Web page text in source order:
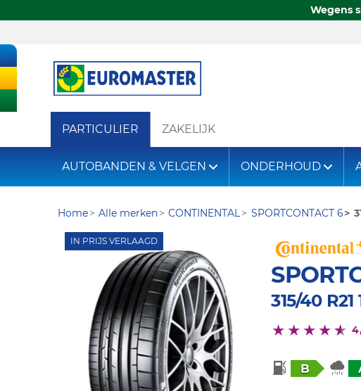
Wegens
PARTICULIER ZAKELIJK
AUTOBANDEN & VELGEN ONDERHOUD
Home Alle merken CONTINENTAL SPORTCONTACT 6
IN PRIJS VERLAAGD
315/40 R21
B